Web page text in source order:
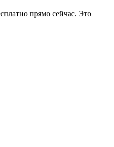
прямо сейчас. Это